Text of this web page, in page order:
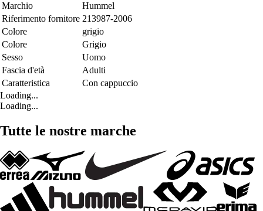
Marchio
Hummel
Riferimento fornitore 213987-2006
Colore
grigio
Colore
Grigio
Sesso
Uomo
Fascia d'età
Adulti
Caratteristica
Con cappuccio
Loading...
Loading...
Tutte le nostre marche